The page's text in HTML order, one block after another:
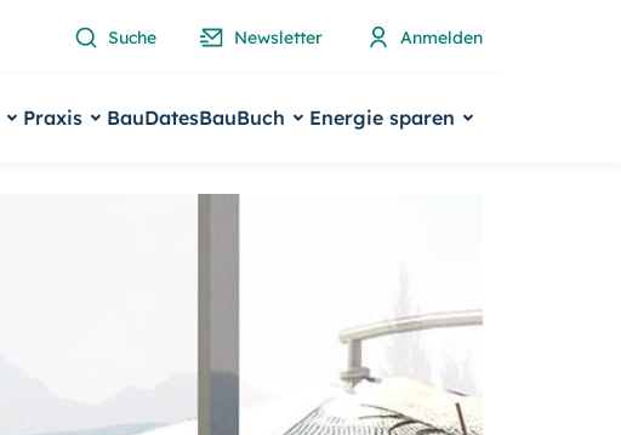
Suche Newsletter Anmelden
Praxis BauDatesBauBuch Energie sparen